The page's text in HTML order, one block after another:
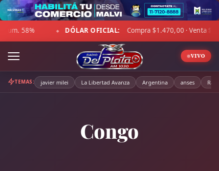
Skip
to
content
OFICIAL: Compra $1.470,00 · Venta $1.521,00 ◆ ☁ LA
VIVO
TEMAS: javier milei La Libertad Avanza Argentina anses
Congo